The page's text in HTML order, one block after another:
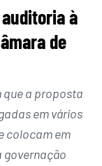
à
de
que a proposta
em vários
colocam em
governação